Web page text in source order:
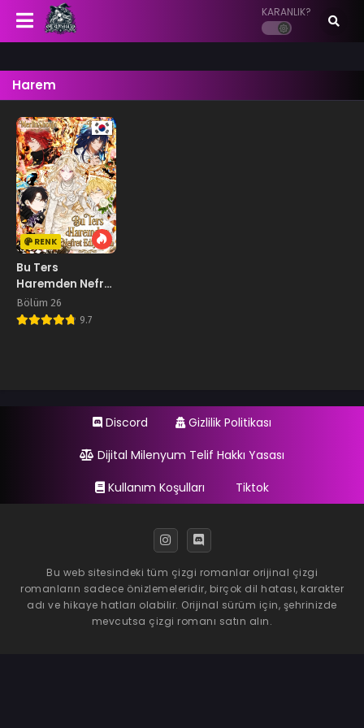
KARANLIK?
Harem
RENK
Bu Ters
Haremden Nefret
Ediyorum
Bölüm 26
9.7
Discord
Gizlilik Politikası
Dijital Milenyum Telif Hakkı Yasası
Kullanım Koşulları
Tiktok
Bu web sitesindeki tüm çizgi romanlar orijinal çizgi
romanların sadece önizlemeleridir, birçok dil hatası, karakter
adı ve hikaye hatları olabilir. Orijinal sürüm için, şehrinizde
mevcutsa çizgi romanı satın alın.